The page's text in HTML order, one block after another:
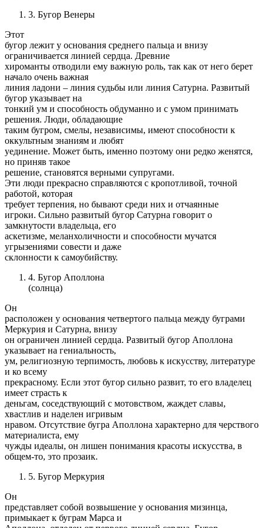
3. Бугор Венеры
Этот
бугор лежит у основания среднего пальца и внизу
ограничивается линией сердца. Древние
хироманты отводили ему важную роль, так как от него берет
начало очень важная
линия ладони – линия судьбы или линия Сатурна. Развитый
бугор указывает на
тонкий ум и способность обдуманно и с умом принимать
решения. Люди, обладающие
таким бугром, смелы, независимы, имеют способности к
оккультным знаниям и любят
уединение. Может быть, именно поэтому они редко женятся,
но приняв такое
решение, становятся верными супругами.
Эти люди прекрасно справляются с кропотливой, точной
работой, которая
требует терпения, но бывают среди них и отчаянные
игроки. Сильно развитый бугор Сатурна говорит о
замкнутости владельца, его
аскетизме, меланхоличности и способности мучатся
угрызениями совести и даже
склонности к самоубийству.
4. Бугор Аполлона
(солнца)
Он
расположен у основания четвертого пальца между буграми
Меркурия и Сатурна, внизу
он ограничен линией сердца. Развитый бугор Аполлона
указывает на гениальность,
ум, религиозную терпимость, любовь к искусству, литературе
и ко всему
прекрасному. Если этот бугор сильно развит, то его владелец
имеет страсть к
деньгам, соседствующий с мотовством, жаждет славы,
хвастлив и наделен игривым
нравом. Отсутствие бугра Аполлона характерно для черствого
материалиста, ему
чужды идеалы, он лишен понимания красоты искусства, в
общем-то, это прозаик.
5. Бугор Меркурия
Он
представляет собой возвышение у основания мизинца,
примыкает к буграм Марса и